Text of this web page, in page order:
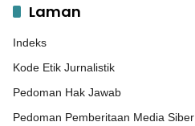
Laman
Indeks
Kode Etik Jurnalistik
Pedoman Hak Jawab
Pedoman Pemberitaan Media Siber